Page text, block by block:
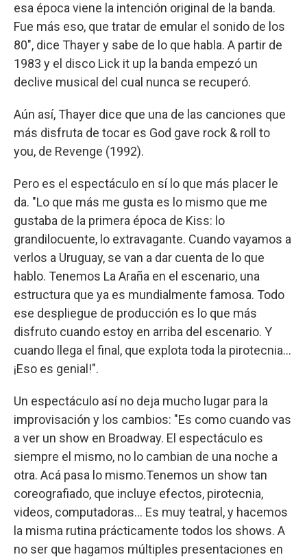
esa época viene la intención original de la banda.
Fue más eso, que tratar de emular el sonido de los
80", dice Thayer y sabe de lo que habla. A partir de
1983 y el disco Lick it up la banda empezó un
declive musical del cual nunca se recuperó.
Aún así, Thayer dice que una de las canciones que
más disfruta de tocar es God gave rock & roll to
you, de Revenge (1992).
Pero es el espectáculo en sí lo que más placer le
da. "Lo que más me gusta es lo mismo que me
gustaba de la primera época de Kiss: lo
grandilocuente, lo extravagante. Cuando vayamos a
verlos a Uruguay, se van a dar cuenta de lo que
hablo. Tenemos La Araña en el escenario, una
estructura que ya es mundialmente famosa. Todo
ese despliegue de producción es lo que más
disfruto cuando estoy en arriba del escenario. Y
cuando llega el final, que explota toda la pirotecnia...
¡Eso es genial!".
Un espectáculo así no deja mucho lugar para la
improvisación y los cambios: "Es como cuando vas
a ver un show en Broadway. El espectáculo es
siempre el mismo, no lo cambian de una noche a
otra. Acá pasa lo mismo.Tenemos un show tan
coreografiado, que incluye efectos, pirotecnia,
videos, computadoras... Es muy teatral, y hacemos
la misma rutina prácticamente todos los shows. A
no ser que hagamos múltiples presentaciones en